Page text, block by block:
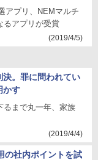
アプリ、NEMマルチ
るアプリが受賞
(2019/4/5)
決。罪に問われてい
かす
るまで丸一年、家族
(2019/4/4)
の社内ポイントを試